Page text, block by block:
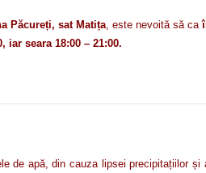
Păcureți, sat Matița , este nevoită să ca
iar seara 18:00 – 21:00.
de apă, din cauza lipsei precipitațiilor